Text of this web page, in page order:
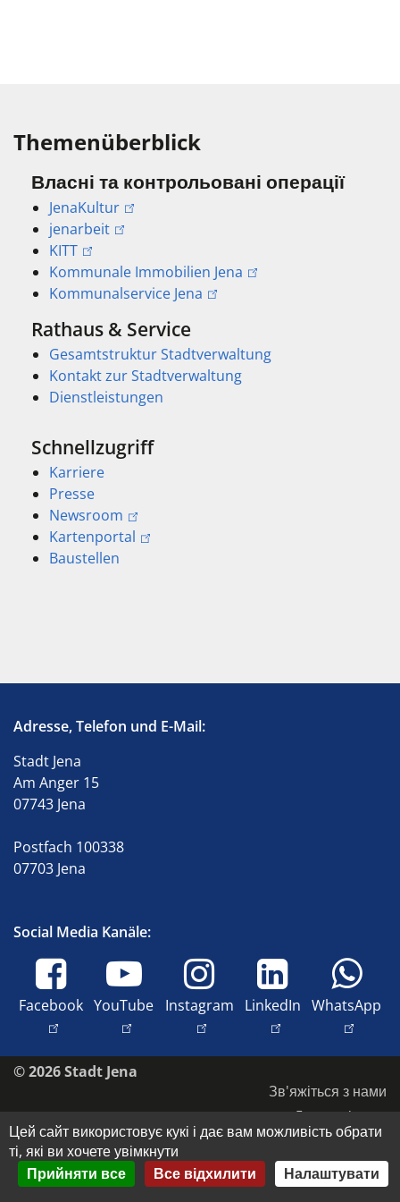
Themenüberblick
Власні та контрольовані операції
JenaKultur
jenarbeit
KITT
Kommunale Immobilien Jena
Kommunalservice Jena
Rathaus & Service
Gesamtstruktur Stadtverwaltung
Kontakt zur Stadtverwaltung
Dienstleistungen
Schnellzugriff
Karriere
Presse
Newsroom
Kartenportal
Baustellen
Adresse, Telefon und E-Mail:
Stadt Jena
Am Anger 15
07743 Jena
Postfach 100338
07703 Jena
Social Media Kanäle:
Facebook YouTube Instagram LinkedIn WhatsApp
© 2026 Stadt Jena
Зв'яжіться з нами
Доступність
Захист даних
Відбиток
Авторські права та права на зображення
Цей сайт використовує кукі і дає вам можливість обрати
ті, які ви хочете увімкнути
Прийняти все
Все відхилити Налаштувати